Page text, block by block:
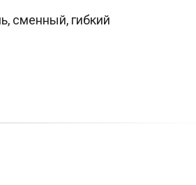
сменный, гибкий